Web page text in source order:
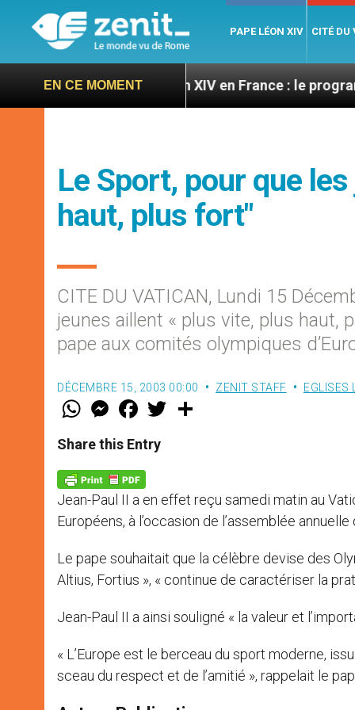
PAPE LÉON XIV CITÉ DU
EN CE MOMENT
Léon XIV en France : le programme
Le Sport, pour que
haut, plus fort"
CITE DU VATICAN, Lundi 15
jeunes aillent « plus vite, plus haut,
pape aux comités olympiques
DÉCEMBRE 15, 2003 00:00 ZENIT STAFF EGLISES
W
t
s
p
p
M
e
s
e
g
e
r
F
a
e
b
k
w
Share this Entry
Jean-Paul II a en effet reçu samedi matin au
Européens, à l’occasion de l’assemblée annuelle
Le pape souhaitait que la célèbre devise des
Altius, Fortius », « continue de caractériser la
Jean-Paul II a ainsi souligné « la valeur et
« L’Europe est le berceau du sport moderne,
sceau du respect et de l’amitié », rappelait le